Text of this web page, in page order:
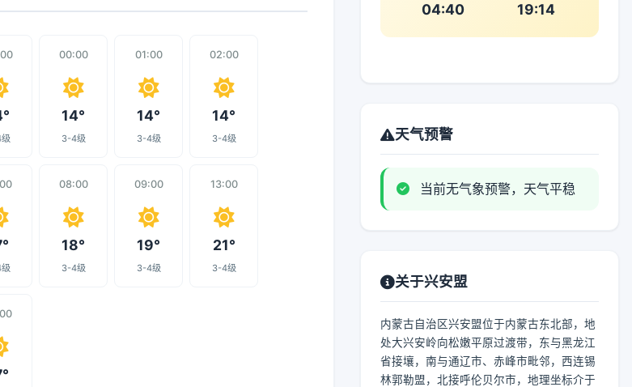
00:00
14°
3-4级
01:00
14°
3-4级
02:00
14°
3-4级
08:00
18°
3-4级
09:00
19°
3-4级
13:00
21°
3-4级
04:40 19:14
天气预警
当前无气象预警，天气平稳
关于兴安盟
内蒙古自治区兴安盟位于内蒙古东北部，地
处大兴安岭向松嫩平原过渡带，东与黑龙江
省接壤，南与通辽市、赤峰市毗邻，西连锡
林郭勒盟，北接呼伦贝尔市，地理坐标介于